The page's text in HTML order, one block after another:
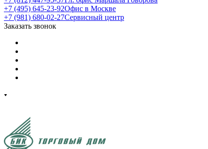
+7 (495) 645-23-92Офис в Москве
+7 (981) 680-02-27Сервисный центр
Заказать звонок